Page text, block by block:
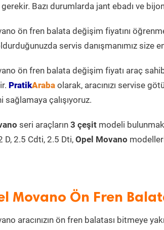
Bazı durumlarda jant ebadı ve
ön fren balata değişim fiyatını
servis danışmanımız size
ön fren balata değişim fiyatı araç
PratikAraba olarak, aracınızı servise
sağlamaya çalışıyoruz.
seri araçların 3 çeşit modeli
D, 2.5 Cdti, 2.5 Dti, Opel Movano
Movano Ön Fren
aracınızın ön fren balatası bitmeye